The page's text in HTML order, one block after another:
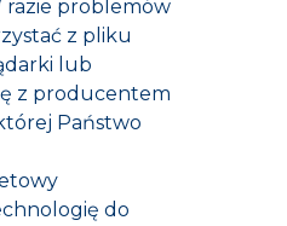
problemów
z pliku
lub
z producentem
Państwo
do